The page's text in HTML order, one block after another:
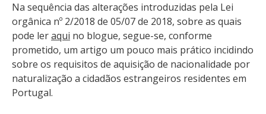
Na sequência das alterações introduzidas pela Lei
orgânica nº 2/2018 de 05/07 de 2018, sobre as quais
pode leraqui no blogue, segue-se, conforme
prometido, um artigo um pouco mais prático incidindo
sobre os requisitos de aquisição de nacionalidade por
naturalização a cidadãos estrangeiros residentes em
Portugal.